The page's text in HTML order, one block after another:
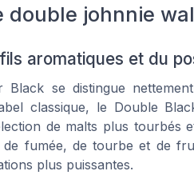
double johnnie
aromatiques et du
se distingue
classique, le Double
de malts plus tourbés
fumée, de tourbe et de
plus puissantes.